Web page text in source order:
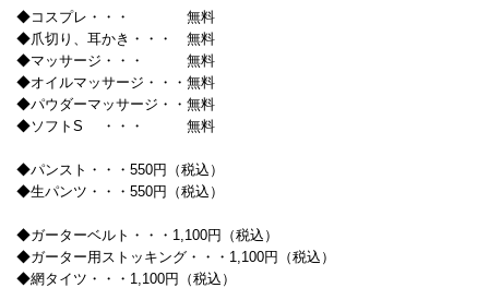
◆コスプレ・・・ 無料
◆爪切り、耳かき・・・ 無料
◆マッサージ・・・ 無料
◆オイルマッサージ・・・無料
◆パウダーマッサージ・・無料
◆ソフトS ・・・ 無料
◆パンスト・・・550円（税込）
◆生パンツ・・・550円（税込）
◆ガーターベルト・・・1,100円（税込）
◆ガーター用ストッキング・・・1,100円（税込）
◆網タイツ・・・1,100円（税込）